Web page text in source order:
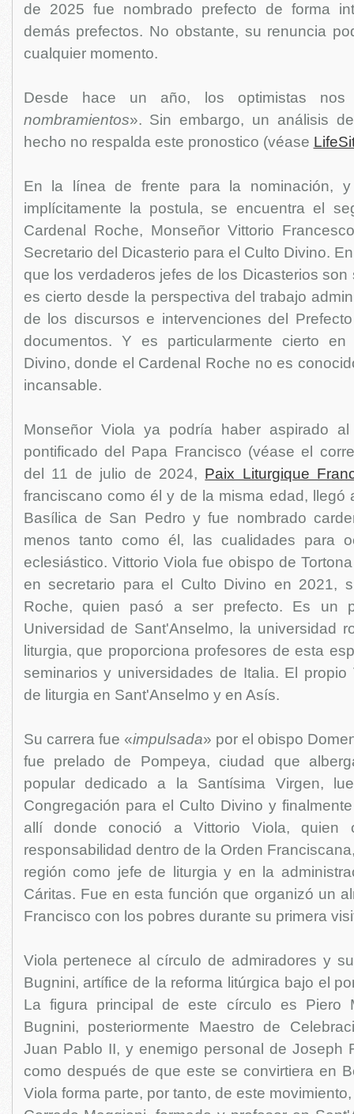
de 2025 fue nombrado prefecto de forma
demás prefectos. No obstante, su renuncia
cualquier momento.
Desde hace un año, los optimistas nos
nombramientos». Sin embargo, un análisis
hecho no respalda este pronostico (véase
En la línea de frente para la nominación,
implícitamente la postula, se encuentra el
Cardenal Roche, Monseñor Vittorio
Secretario del Dicasterio para el Culto Divino.
que los verdaderos jefes de los Dicasterios son
es cierto desde la perspectiva del trabajo
de los discursos e intervenciones del
documentos. Y es particularmente cierto
Divino, donde el Cardenal Roche no es
incansable.
Monseñor Viola ya podría haber aspirado
pontificado del Papa Francisco (véase el
del 11 de julio de 2024, Paix Liturgique
franciscano como él y de la misma edad, llegó
Basílica de San Pedro y fue nombrado
menos tanto como él, las cualidades para
eclesiástico. Vittorio Viola fue obispo de
en secretario para el Culto Divino en 2021,
Roche, quien pasó a ser prefecto. Es un
Universidad de Sant'Anselmo, la universidad
liturgia, que proporciona profesores de esta
seminarios y universidades de Italia. El propio
de liturgia en Sant'Anselmo y en Asís.
Su carrera fue «impulsada» por el obispo
fue prelado de Pompeya, ciudad que
popular dedicado a la Santísima Virgen,
Congregación para el Culto Divino y
allí donde conoció a Vittorio Viola, quien
responsabilidad dentro de la Orden
región como jefe de liturgia y en la
Cáritas. Fue en esta función que organizó un
Francisco con los pobres durante su primera
Viola pertenece al círculo de admiradores y
Bugnini, artífice de la reforma litúrgica bajo el
La figura principal de este círculo es Piero
Bugnini, posteriormente Maestro de
Juan Pablo II, y enemigo personal de Joseph
como después de que este se convirtiera en
Viola forma parte, por tanto, de este